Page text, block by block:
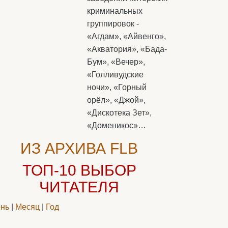
криминальных
группировок -
«Агдам», «Айвенго»,
«Акватория», «Бада-
Бум», «Вечер»,
«Голливудские
ночи», «Горный
орёл», «Джой»,
«Дискотека Зет»,
«Доменикос»…
ИЗ АРХИВА FLB
ТОП-10 ВЫБОР
ЧИТАТЕЛЯ
Месяц Год